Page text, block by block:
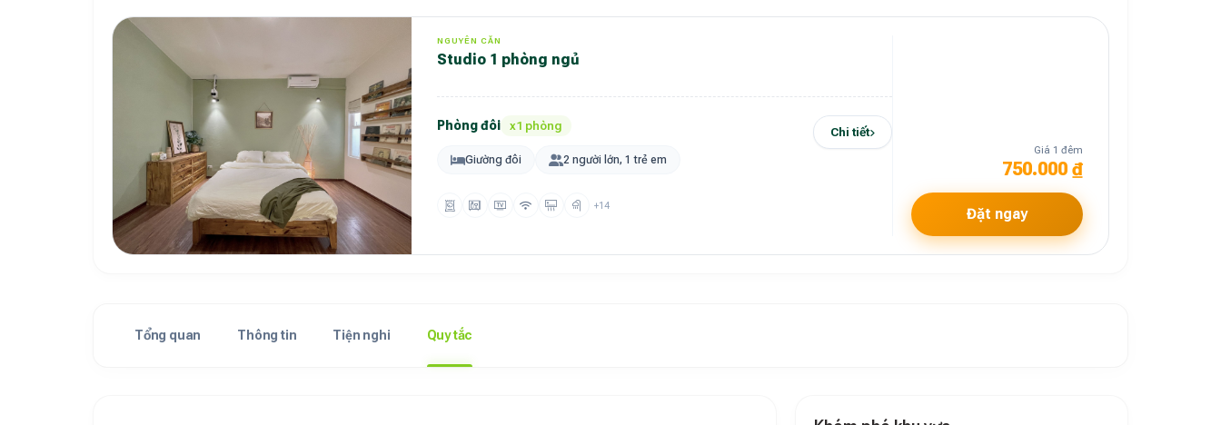
NGUYÊN CĂN
Studio 1 phòng ngủ
Phòng đôi x1 phòng
Giường đôi 2 người lớn, 1 trẻ em
+14
Chi tiết
Giá 1 đêm
750.000 ₫
Đặt ngay
Tổng quan Thông tin Tiện nghi Quy tắc